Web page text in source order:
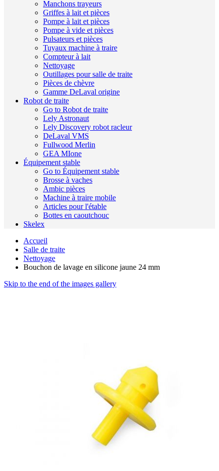
Manchons trayeurs
Griffes à lait et pièces
Pompe à lait et pièces
Pompe à vide et pièces
Pulsateurs et pièces
Tuyaux machine à traire
Compteur à lait
Nettoyage
Outillages pour salle de traite
Pièces de chèvre
Gamme DeLaval origine
Robot de traite
Go to Robot de traite
Lely Astronaut
Lely Discovery robot racleur
DeLaval VMS
Fullwood Merlin
GEA MIone
Équipement stable
Go to Équipement stable
Brosse à vaches
Ambic pièces
Machine à traire mobile
Articles pour l'étable
Bottes en caoutchouc
Skelex
Accueil
Salle de traite
Nettoyage
Bouchon de lavage en silicone jaune 24 mm
Skip to the end of the images gallery